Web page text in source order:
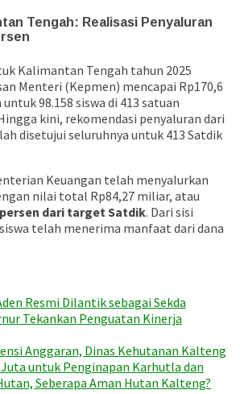
Tengah: Realisasi Penyaluran
Kalimantan Tengah tahun 2025
Menteri (Kepmen) mencapai Rp170,6
98.158 siswa di 413 satuan
kini, rekomendasi penyaluran dari
disetujui seluruhnya untuk 413 Satdik
Keuangan telah menyalurkan
nilai total Rp84,27 miliar, atau
persen dari target Satdik. Dari sisi
telah menerima manfaat dari dana
Resmi Dilantik sebagai Sekda
Tekankan Penguatan Kinerja
Anggaran, Dinas Kehutanan Kalteng
Juta untuk Penginapan Karhutla dan
Seberapa Aman Hutan Kalteng?